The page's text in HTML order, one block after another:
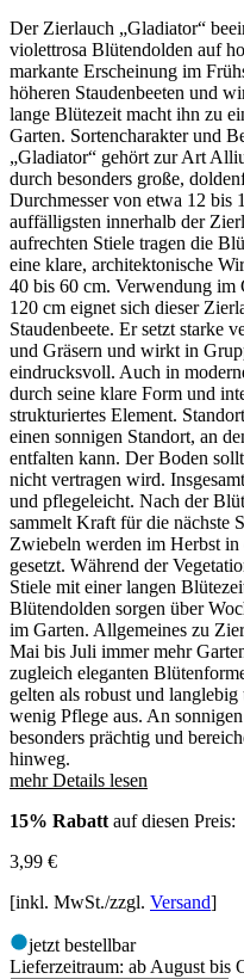
Der Zierlauch „Gladiator“
violettrosa Blütendolden auf
markante Erscheinung im
höheren Staudenbeeten und
lange Blütezeit macht ihn zu
Garten. Sortencharakter und
„Gladiator“ gehört zur Art
durch besonders große,
Durchmesser von etwa 12 bis
auffälligsten innerhalb der
aufrechten Stiele tragen die
eine klare, architektonische
40 bis 60 cm. Verwendung
120 cm eignet sich dieser
Staudenbeete. Er setzt starke
und Gräsern und wirkt in
eindrucksvoll. Auch in
durch seine klare Form und
strukturiertes Element.
einen sonnigen Standort, an
entfalten kann. Der Boden
nicht vertragen wird.
und pflegeleicht. Nach der
sammelt Kraft für die nächste
Zwiebeln werden im Herbst
gesetzt. Während der
Stiele mit einer langen
Blütendolden sorgen über
im Garten. Allgemeines zu
Mai bis Juli immer mehr
zugleich eleganten
gelten als robust und
wenig Pflege aus. An
besonders prächtig und
hinweg.
mehr Details lesen
15% Rabatt auf diesen Preis:
3,99 €
[inkl. MwSt./zzgl. Versand]
jetzt bestellbar
Lieferzeitraum: ab August bis